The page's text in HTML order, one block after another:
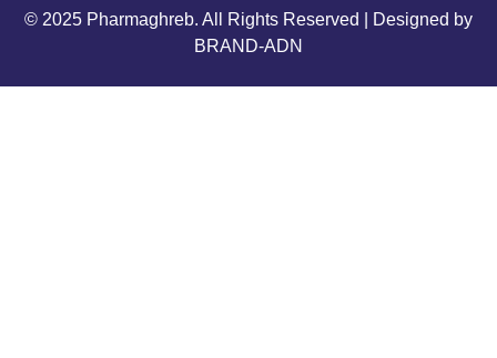
© 2025 Pharmaghreb. All Rights Reserved | Designed by
BRAND-ADN